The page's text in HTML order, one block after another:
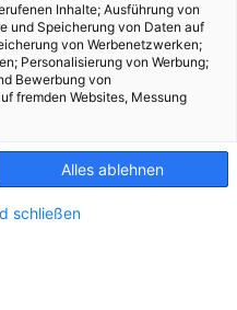
Inhalte; Ausführung von
und Speicherung von Daten auf
von Werbenetzwerken;
Personalisierung von Werbung;
Bewerbung von
fremden Websites, Messung
Alles ablehnen
schließen